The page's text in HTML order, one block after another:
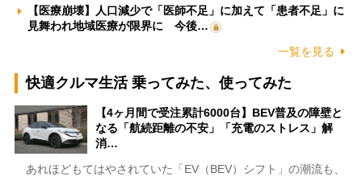
【医療崩壊】人口減少で「医師不足」に加えて「患者不足」に
見舞われ地域医療が限界に 今後…
一覧を見る
快適クルマ生活 乗ってみた、使ってみた
【4ヶ月間で受注累計6000台】BEV普及の障壁と
なる「航続距離の不安」「充電のストレス」解
消…
あれほどもてはやされていた「EV（BEV）シフト」の潮流も、